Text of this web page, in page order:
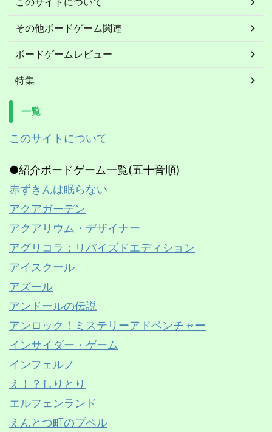
その他ボードゲーム関連
ボードゲームレビュー
特集
一覧
このサイトについて
●紹介ボードゲーム一覧(五十音順)
赤ずきんは眠らない
アクアガーデン
アクアリウム・デザイナー
アグリコラ：リバイズドエディション
アイスクール
アズール
アンドールの伝説
アンロック！ミステリーアドベンチャー
インサイダー・ゲーム
インフェルノ
え！？しりとり
エルフェンランド
えんとつ町のプペル